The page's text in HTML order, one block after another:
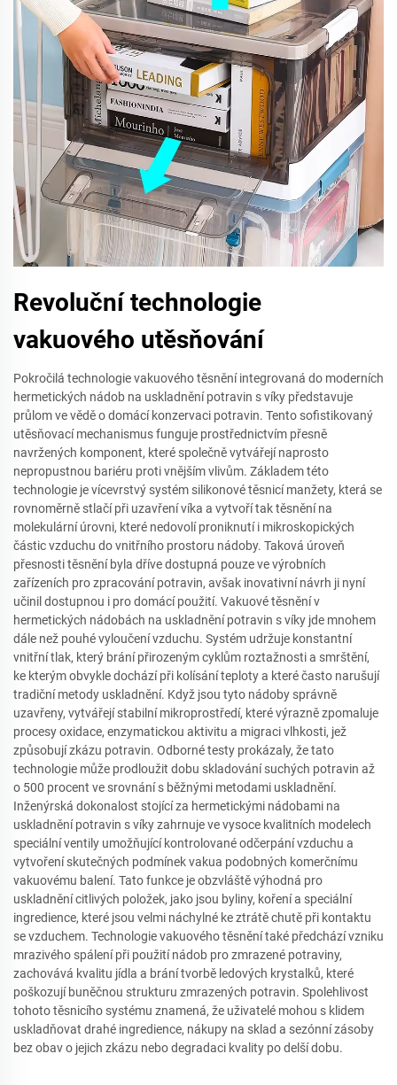
Revoluční technologie
vakuového utěsňování
Pokročilá technologie vakuového těsnění integrovaná do moderních
hermetických nádob na uskladnění potravin s víky představuje
průlom ve vědě o domácí konzervaci potravin. Tento sofistikovaný
utěsňovací mechanismus funguje prostřednictvím přesně
navržených komponent, které společně vytvářejí naprosto
nepropustnou bariéru proti vnějším vlivům. Základem této
technologie je vícevrstvý systém silikonové těsnicí manžety, která se
rovnoměrně stlačí při uzavření víka a vytvoří tak těsnění na
molekulární úrovni, které nedovolí proniknutí i mikroskopických
částic vzduchu do vnitřního prostoru nádoby. Taková úroveň
přesnosti těsnění byla dříve dostupná pouze ve výrobních
zařízeních pro zpracování potravin, avšak inovativní návrh ji nyní
učinil dostupnou i pro domácí použití. Vakuové těsnění v
hermetických nádobách na uskladnění potravin s víky jde mnohem
dále než pouhé vyloučení vzduchu. Systém udržuje konstantní
vnitřní tlak, který brání přirozeným cyklům roztažnosti a smrštění,
ke kterým obvykle dochází při kolísání teploty a které často narušují
tradiční metody uskladnění. Když jsou tyto nádoby správně
uzavřeny, vytvářejí stabilní mikroprostředí, které výrazně zpomaluje
procesy oxidace, enzymatickou aktivitu a migraci vlhkosti, jež
způsobují zkázu potravin. Odborné testy prokázaly, že tato
technologie může prodloužit dobu skladování suchých potravin až
o 500 procent ve srovnání s běžnými metodami uskladnění.
Inženýrská dokonalost stojící za hermetickými nádobami na
uskladnění potravin s víky zahrnuje ve vysoce kvalitních modelech
speciální ventily umožňující kontrolované odčerpání vzduchu a
vytvoření skutečných podmínek vakua podobných komerčnímu
vakuovému balení. Tato funkce je obzvláště výhodná pro
uskladnění citlivých položek, jako jsou byliny, koření a speciální
ingredience, které jsou velmi náchylné ke ztrátě chutě při kontaktu
se vzduchem. Technologie vakuového těsnění také předchází vzniku
mrazivého spálení při použití nádob pro zmrazené potraviny,
zachovává kvalitu jídla a brání tvorbě ledových krystalků, které
poškozují buněčnou strukturu zmrazených potravin. Spolehlivost
tohoto těsnicího systému znamená, že uživatelé mohou s klidem
uskladňovat drahé ingredience, nákupy na sklad a sezónní zásoby
bez obav o jejich zkázu nebo degradaci kvality po delší dobu.